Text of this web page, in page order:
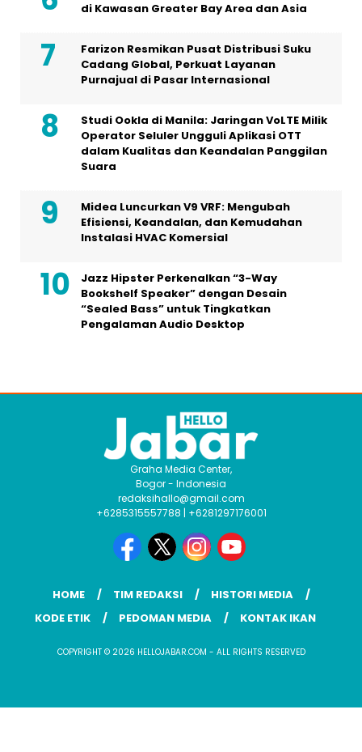
di Kawasan Greater Bay Area dan Asia
Farizon Resmikan Pusat Distribusi Suku
Cadang Global, Perkuat Layanan
Purnajual di Pasar Internasional
Studi Ookla di Manila: Jaringan VoLTE Milik
Operator Seluler Ungguli Aplikasi OTT
dalam Kualitas dan Keandalan Panggilan
Suara
Midea Luncurkan V9 VRF: Mengubah
Efisiensi, Keandalan, dan Kemudahan
Instalasi HVAC Komersial
Jazz Hipster Perkenalkan “3-Way
Bookshelf Speaker” dengan Desain
“Sealed Bass” untuk Tingkatkan
Pengalaman Audio Desktop
Graha Media Center,
Bogor - Indonesia
redaksihallo@gmail.com
+6285315557788 | +6281297176001
HOME TIM REDAKSI
HISTORI MEDIA
KODE ETIK
PEDOMAN MEDIA KONTAK IKAN
COPYRIGHT © 2026 HELLOJABAR.COM - ALL RIGHTS RESERVED